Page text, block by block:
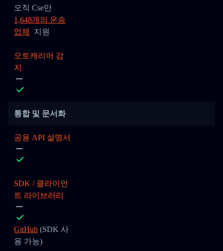
오직 Cse만
1,648개의 운송
업체
지원
오토캐리어 감
지
통합 및 문서화
공용 API 설명서
SDK / 클라이언
트 라이브러리
GitHub (SDK 사
용 가능)